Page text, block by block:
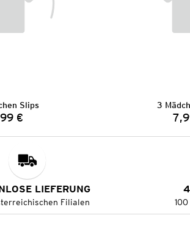
Slips
Preis:
€
3
LIEFERUNG
Filialen